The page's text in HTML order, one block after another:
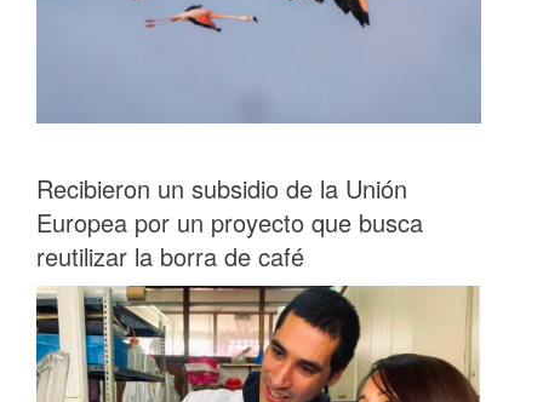
Recibieron un subsidio de la Unión
Europea por un proyecto que busca
reutilizar la borra de café